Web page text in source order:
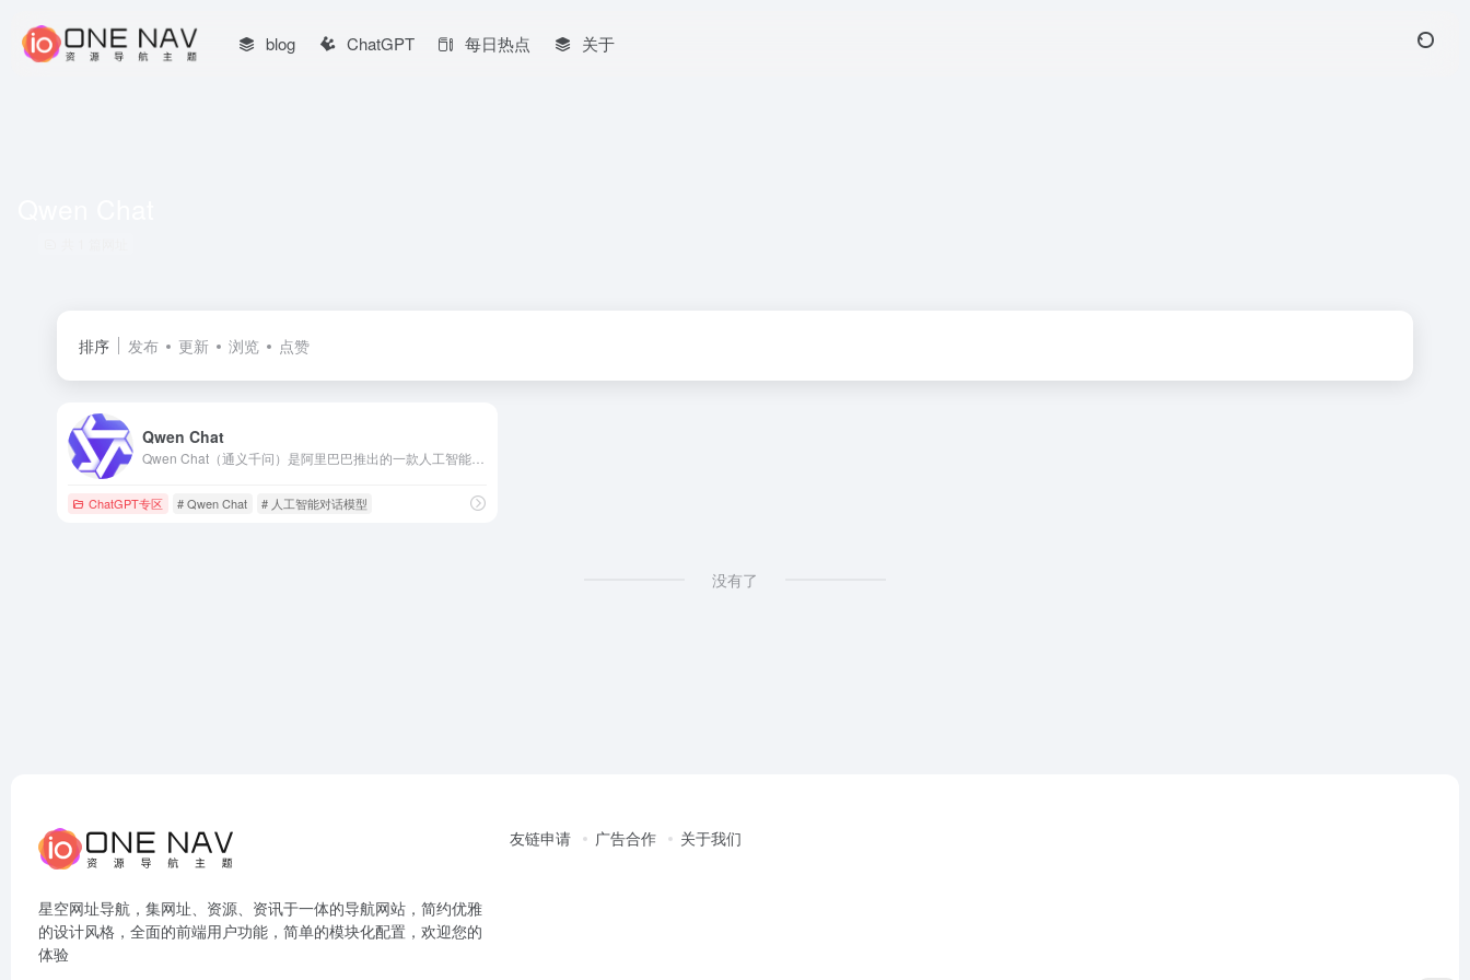
blog ChatGPT 每日热点 关于
排序 发布 更新 浏览 点赞
Qwen Chat
ChatGPT专区 # Qwen Chat # 人工智能对话模型
没有了
星空网址导航，集网址、资源、资讯于一体的导航网站，简约优雅
的设计风格，全面的前端用户功能，简单的模块化配置，欢迎您的
体验
友链申请 广告合作 关于我们